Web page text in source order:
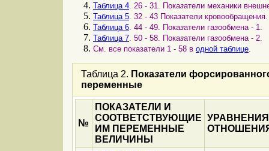
Таблица 4. 26 - 31. Показатели механики
Таблица 5. 32 - 43 Показатели кровообращения.
Таблица 6. 44 - 49. Показатели газообмена - 1.
Таблица 7. 50 - 58. Показатели газообмена - 2.
См. все показатели 1 - 58 в одной таблице.
Таблица 2. Показатели
переменные
№
ПОКАЗАТЕЛИ И
СООТВЕТСТВУЮЩИЕ
ИМ ПЕРЕМЕННЫЕ
ВЕЛИЧИНЫ